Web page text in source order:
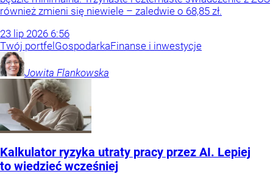
również zmieni się niewiele – zaledwie o 68,85 zł.
23 lip 2026 6:56
Twój portfelGospodarkaFinanse i inwestycje
Jowita Flankowska
Kalkulator ryzyka utraty pracy przez AI. Lepiej
to wiedzieć wcześniej